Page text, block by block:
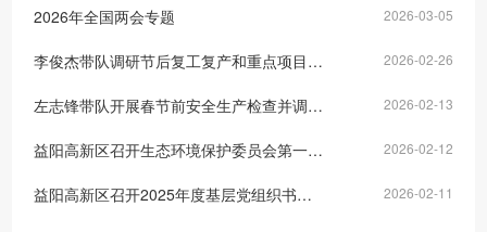
2026年全国两会专题 2026-03-05
李俊杰带队调研节后复工复产和重点项目建设工作 2026-02-26
左志锋带队开展春节前安全生产检查并调度项目建设与企业运行工作 2026-02-13
益阳高新区召开生态环境保护委员会第一次例会暨春节前后烟花爆竹管控工作推进会议 2026-02-12
益阳高新区召开2025年度基层党组织书记抓基层党建工作述职评议会议 2026-02-11